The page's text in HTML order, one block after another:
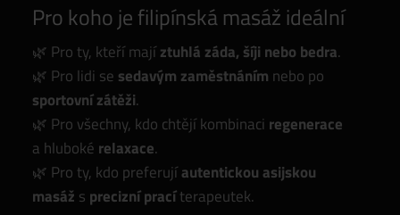
Pro koho je filipínská masáž ideální
🌿 Pro ty, kteří majíztuhlá záda, šíji nebo bedra.
🌿 Pro lidi se sedavým zaměstnáním nebo po
sportovní zátěži.
🌿 Pro všechny, kdo chtějí kombinaci regenerace
a hluboké relaxace.
🌿 Pro ty, kdo preferujíautentickou asijskou
masáž s precizní pracíterapeutek.